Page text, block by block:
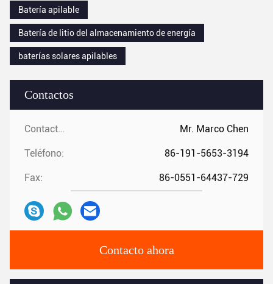
Contactos
Contactos: Mr. Marco Chen
Teléfono: 86-191-5653-3194
Fax: 86-0551-64437-729
Contacto ahora
Batería apilable
Batería de litio del almacenamiento de energía
baterías solares apilables